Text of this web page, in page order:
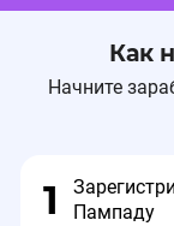
Актуальные
Для
Для
Как
Начните
1
Пампаду